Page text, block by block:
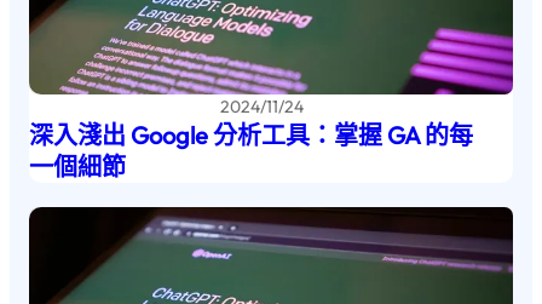
2024/11/24
深入淺出 Google 分析工具：掌握 GA 的每
一個細節